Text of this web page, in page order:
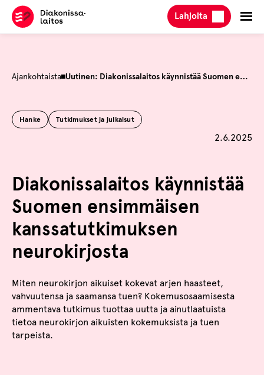
Hyppää
sisältöön
Lahjoita
Ajankohtaista Uutinen: Diakonissalaitos käynnistää Suomen ensimmäisen kanssatutkimuksen neurokirjosta
Hanke Tutkimukset ja julkaisut
Julkaistu
2.6.2025
Diakonissalaitos käynnistää
Suomen ensimmäisen
kanssatutkimuksen
neurokirjosta
Miten neurokirjon aikuiset kokevat arjen haasteet,
vahvuutensa ja saamansa tuen? Kokemusosaamisesta
ammentava tutkimus tuottaa uutta ja ainutlaatuista
tietoa neurokirjon aikuisten kokemuksista ja tuen
tarpeista.